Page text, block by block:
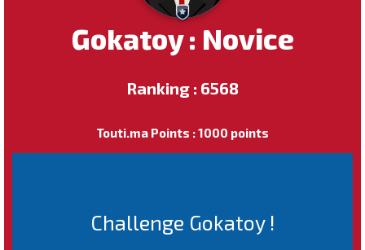
Gokatoy : Novice
Ranking : 6568
Touti.ma Points : 1000 points
Challenge Gokatoy !